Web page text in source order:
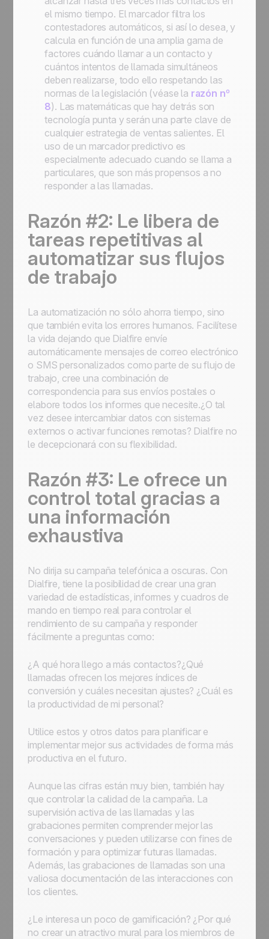
el mismo tiempo. El marcador filtra los
contestadores automáticos, si así lo desea, y
calcula en función de una amplia gama de
factores cuándo llamar a un contacto y
cuántos intentos de llamada simultáneos
deben realizarse, todo ello respetando las
normas de la legislación (véase la razón nº
8). Las matemáticas que hay detrás son
tecnología punta y serán una parte clave de
cualquier estrategia de ventas salientes. El
uso de un marcador predictivo es
especialmente adecuado cuando se llama a
particulares, que son más propensos a no
responder a las llamadas.
Razón #2: Le libera de
tareas repetitivas al
automatizar sus flujos
de trabajo
La automatización no sólo ahorra tiempo, sino
que también evita los errores humanos. Facilítese
la vida dejando que Dialfire envíe
automáticamente mensajes de correo electrónico
o SMS personalizados como parte de su flujo de
trabajo, cree una combinación de
correspondencia para sus envíos postales o
elabore todos los informes que necesite.¿O tal
vez desee intercambiar datos con sistemas
externos o activar funciones remotas? Dialfire no
le decepcionará con su flexibilidad.
Razón #3: Le ofrece un
control total gracias a
una información
exhaustiva
No dirija su campaña telefónica a oscuras. Con
Dialfire, tiene la posibilidad de crear una gran
variedad de estadísticas, informes y cuadros de
mando en tiempo real para controlar el
rendimiento de su campaña y responder
fácilmente a preguntas como:
¿A qué hora llego a más contactos?¿Qué
llamadas ofrecen los mejores índices de
conversión y cuáles necesitan ajustes? ¿Cuál es
la productividad de mi personal?
Utilice estos y otros datos para planificar e
implementar mejor sus actividades de forma más
productiva en el futuro.
Aunque las cifras están muy bien, también hay
que controlar la calidad de la campaña. La
supervisión activa de las llamadas y las
grabaciones permiten comprender mejor las
conversaciones y pueden utilizarse con fines de
formación y para optimizar futuras llamadas.
Además, las grabaciones de llamadas son una
valiosa documentación de las interacciones con
los clientes.
¿Le interesa un poco de gamificación? ¿Por qué
no crear un atractivo mural para los miembros de